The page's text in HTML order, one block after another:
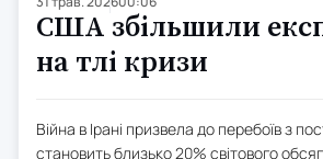
США збільшили
на тлі кризи
Війна в Ірані призвела до перебоїв з
становить близько 20% світового